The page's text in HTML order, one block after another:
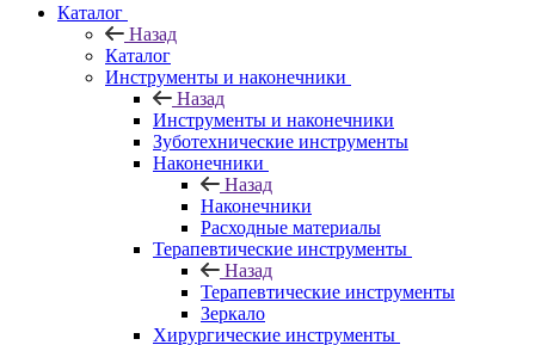
Каталог
Назад
Каталог
Инструменты и наконечники
Назад
Инструменты и наконечники
Зуботехнические инструменты
Наконечники
Назад
Наконечники
Расходные материалы
Терапевтические инструменты
Назад
Терапевтические инструменты
Зеркало
Хирургические инструменты